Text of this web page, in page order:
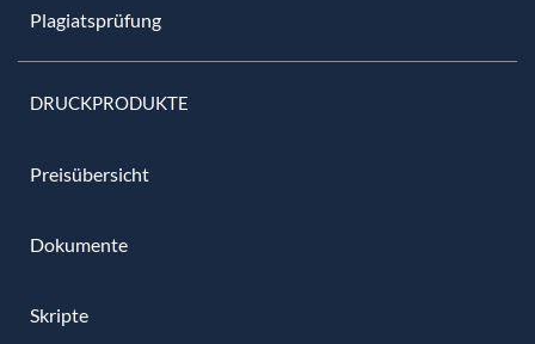
Plagiatsprüfung
DRUCKPRODUKTE
Preisübersicht
Dokumente
Skripte